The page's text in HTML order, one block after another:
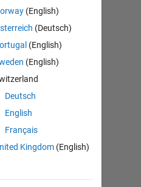
(English)
(Deutsch)
(English)
(English)
Deutsch
English
Français
Kingdom (English)